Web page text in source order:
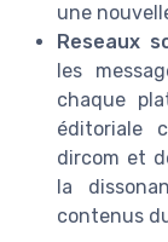
une
Reseaux
les
chaque
éditoriale
dircom et
la
contenus